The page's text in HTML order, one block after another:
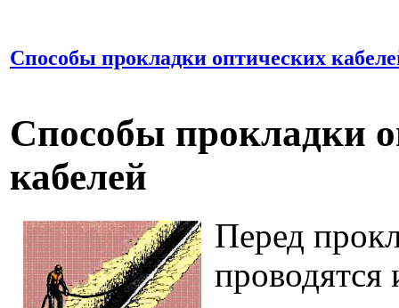
Способы прокладки оптических
Способы прокладки
кабелей
Перед
проводятся